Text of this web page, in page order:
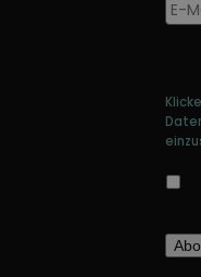
E-
Mail